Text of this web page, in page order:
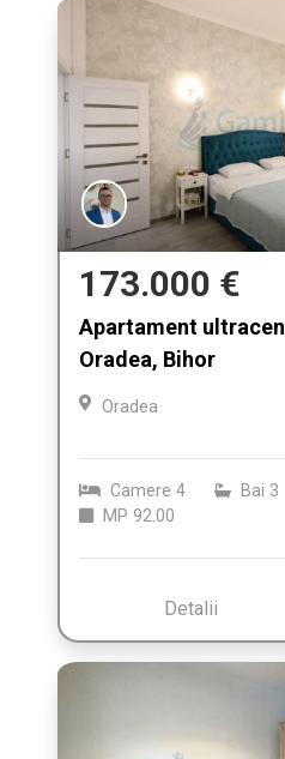
173.000 €
Apartament
Oradea, Bihor
Oradea
Camere 4 Bai 3
MP 92.00
Detalii